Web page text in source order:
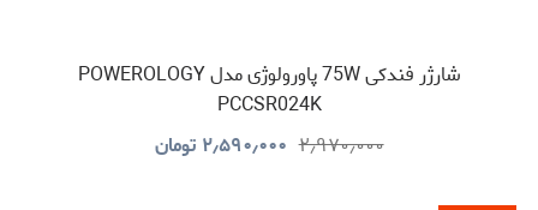
شارژر فندکی 75W پاورولوژی مدل POWEROLOGY
PCCSR024K
۲٫۹۷۰٫۰۰۰ ۲٫۵۹۰٫۰۰۰ تومان